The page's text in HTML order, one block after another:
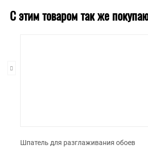
виниловых обоев займет около двух
температуре, без сквозняков.
С этим товаром так же покупают